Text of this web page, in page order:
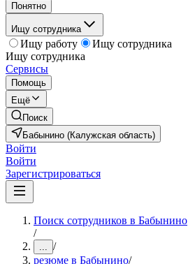
Понятно
Ищу сотрудника
Ищу работу
Ищу сотрудника
Ищу сотрудника
Сервисы
Помощь
Ещё
Поиск
Бабынино (Калужская область)
Войти
Войти
Зарегистрироваться
Поиск сотрудников в Бабынино
/
... /
резюме в Бабынино/